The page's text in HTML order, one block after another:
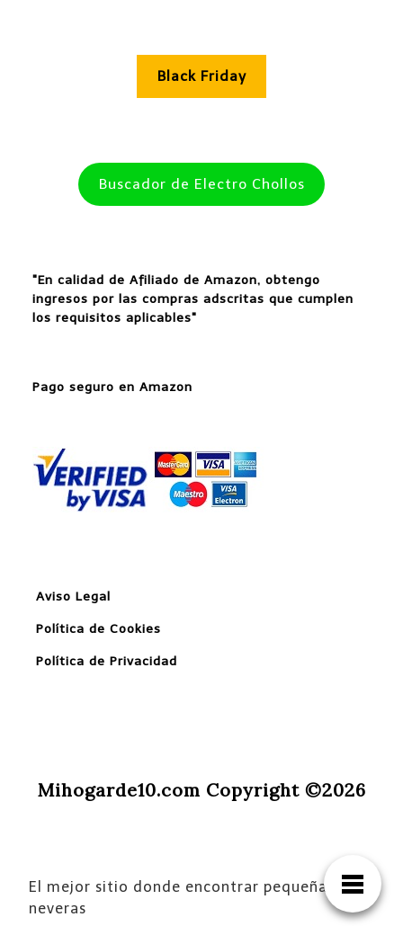
Black Friday
Buscador de Electro Chollos
"En calidad de Afiliado de Amazon, obtengo
ingresos por las compras adscritas que cumplen
los requisitos aplicables"
Pago seguro en Amazon
Aviso Legal
Política de Cookies
Política de Privacidad
Mihogarde10.com Copyright ©2026
El mejor sitio donde encontrar pequeñas
neveras